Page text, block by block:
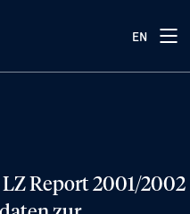
EN
Report 2001/2002